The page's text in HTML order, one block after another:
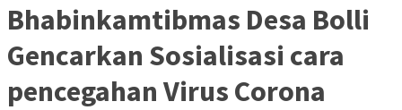
Bhabinkamtibmas Desa Bolli
Gencarkan Sosialisasi cara
pencegahan Virus Corona